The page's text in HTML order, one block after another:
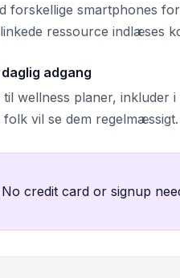
forskellige smartphones
ressource indlæses
adgang
til wellness planer, inkluder
vil se dem regelmæssigt.
No credit card or signup